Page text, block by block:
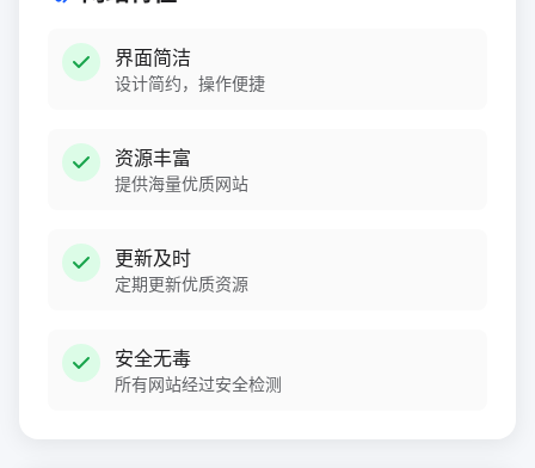
界面简洁
设计简约，操作便捷
资源丰富
提供海量优质网站
更新及时
定期更新优质资源
安全无毒
所有网站经过安全检测